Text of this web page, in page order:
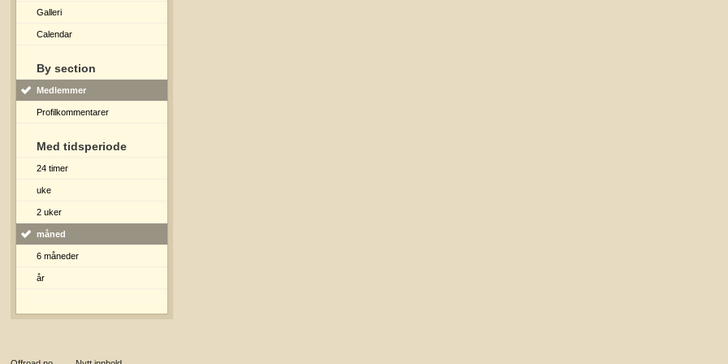
Galleri
Calendar
By section
Medlemmer
Profilkommentarer
Med tidsperiode
24 timer
uke
2 uker
måned
6 måneder
år